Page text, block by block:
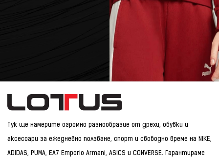
Тук ще намерите огромно разнообразие от дрехи, обувки и
аксесоари за ежедневно ползване, спорт и свободно време на NIKE,
ADIDAS, PUMA, EA7 Emporio Armani, ASICS и CONVERSE. Гарантираме